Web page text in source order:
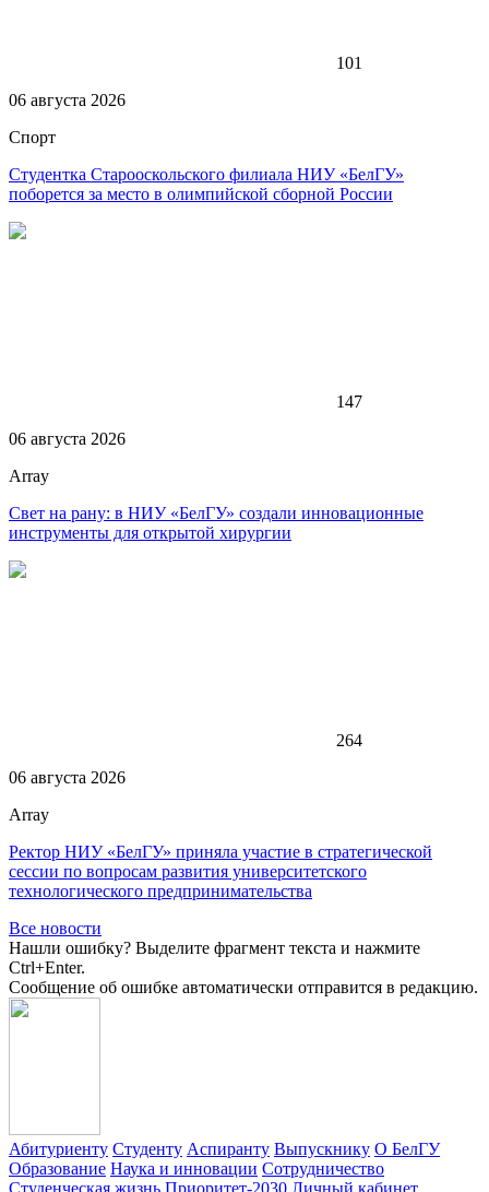
101
06 августа 2026
Спорт
Студентка Старооскольского филиала НИУ «БелГУ»
поборется за место в олимпийской сборной России
147
06 августа 2026
Array
Свет на рану: в НИУ «БелГУ» создали инновационные
инструменты для открытой хирургии
264
06 августа 2026
Array
Ректор НИУ «БелГУ» приняла участие в стратегической
сессии по вопросам развития университетского
технологического предпринимательства
Все новости
Нашли ошибку? Выделите фрагмент текста и нажмите
Ctrl+Enter.
Сообщение об ошибке автоматически отправится в редакцию.
Абитуриенту Студенту Аспиранту Выпускнику О БелГУ
Образование Наука и инновации Сотрудничество
Студенческая жизнь Приоритет-2030 Личный кабинет